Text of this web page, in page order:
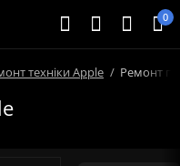
0
техніки Apple Ремонт